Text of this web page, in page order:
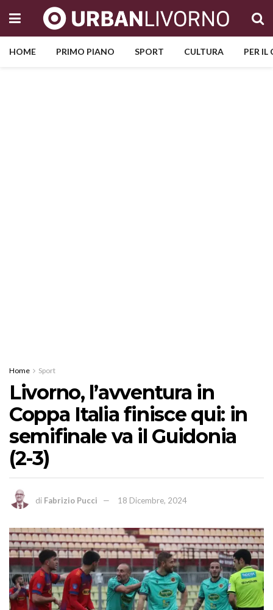
HOME PRIMO PIANO SPORT CULTURA PER
Home Sport
Livorno, l’avventura in
Coppa Italia finisce qui: in
semifinale va il Guidonia
(2-3)
di Fabrizio Pucci 18 Dicembre, 2024